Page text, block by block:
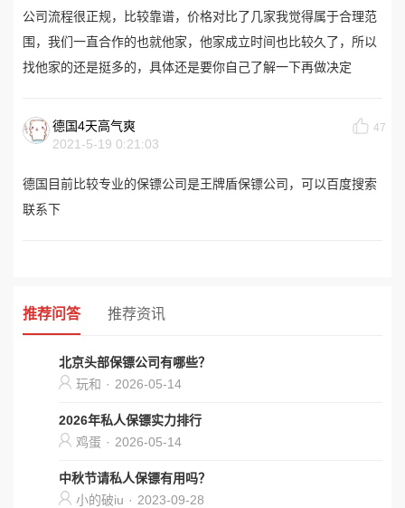
公司流程很正规，比较靠谱，价格对比了几家我觉得属于合理范
围，我们一直合作的也就他家，他家成立时间也比较久了，所以
找他家的还是挺多的，具体还是要你自己了解一下再做决定
德国4天高气爽
2021-5-19 0:21:03
47
德国目前比较专业的保镖公司是王牌盾保镖公司，可以百度搜索
联系下
推荐问答 推荐资讯
北京头部保镖公司有哪些？
玩和 · 2026-05-14
2026年私人保镖实力排行
鸡蛋 · 2026-05-14
中秋节请私人保镖有用吗？
小的破iu · 2023-09-28